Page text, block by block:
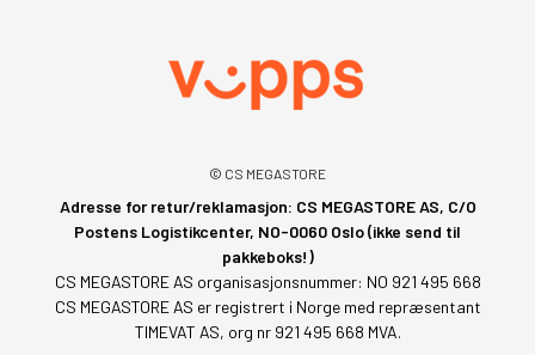
© CS MEGASTORE
Adresse for retur/reklamasjon: CS MEGASTORE AS, C/O
Postens Logistikcenter, NO-0060 Oslo (ikke send til
pakkeboks!)
CS MEGASTORE AS organisasjonsnummer: NO 921 495 668
CS MEGASTORE AS er registrert i Norge med repræsentant
TIMEVAT AS, org nr 921 495 668 MVA.